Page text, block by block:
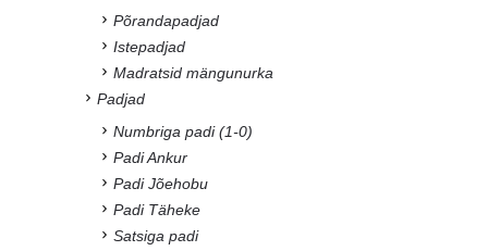
Põrandapadjad
Istepadjad
Madratsid mängunurka
Padjad
Numbriga padi (1-0)
Padi Ankur
Padi Jõehobu
Padi Täheke
Satsiga padi